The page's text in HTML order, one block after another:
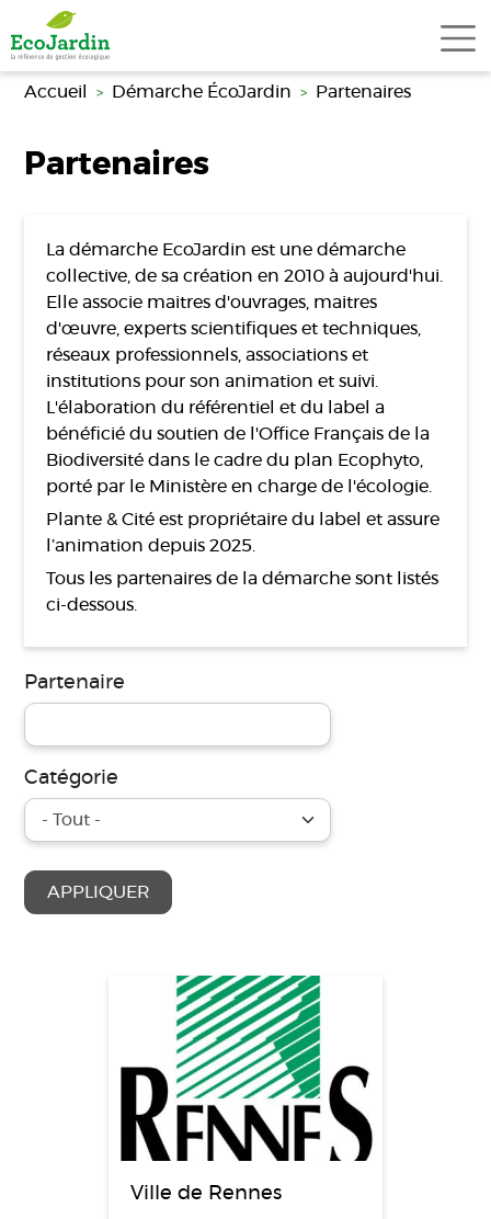
Aller au contenu principal
Accueil Démarche ÉcoJardin Partenaires
Partenaires
La démarche EcoJardin est une démarche
collective, de sa création en 2010 à aujourd'hui.
Elle associe maitres d'ouvrages, maitres
d'œuvre, experts scientifiques et techniques,
réseaux professionnels, associations et
institutions pour son animation et suivi.
L'élaboration du référentiel et du label a
bénéficié du soutien de l'Office Français de la
Biodiversité dans le cadre du plan Ecophyto,
porté par le Ministère en charge de l'écologie.
Plante & Cité est propriétaire du label et assure
l’animation depuis 2025.
Tous les partenaires de la démarche sont listés
ci-dessous.
Partenaire
Catégorie
APPLIQUER
Ville de Rennes